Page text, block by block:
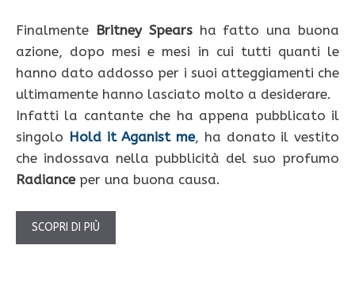
Finalmente Britney Spearsha fatto una buona
azione, dopo mesi e mesi in cui tutti quanti le
hanno dato addosso per i suoi atteggiamenti che
ultimamente hanno lasciato molto a desiderare.
Infatti la cantante che ha appena pubblicato il
singolo Hold it Aganist me, ha donato il vestito
che indossava nella pubblicità del suo profumo
Radianceper una buona causa.
SCOPRI DI PIÙ